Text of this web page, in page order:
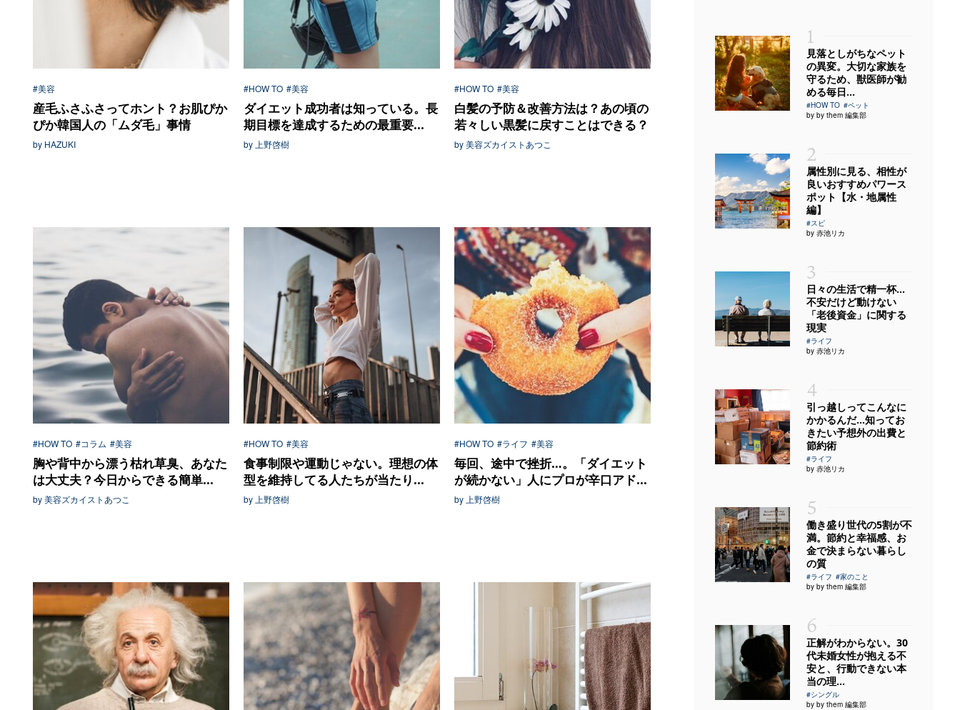
#美容
産毛ふさふさってホント？お肌ぴか
ぴか韓国人の「ムダ毛」事情
by HAZUKI
#HOW TO #美容
ダイエット成功者は知っている。長
期目標を達成するための最重要...
by 上野啓樹
#HOW TO #美容
白髪の予防＆改善方法は？あの頃の
若々しい黒髪に戻すことはできる？
by 美容ズカイストあつこ
#HOW TO #コラム #美容
胸や背中から漂う枯れ草臭、あなた
は大丈夫？今日からできる簡単...
by 美容ズカイストあつこ
#HOW TO #美容
食事制限や運動じゃない。理想の体
型を維持してる人たちが当たり...
by 上野啓樹
#HOW TO #ライフ #美容
毎回、途中で挫折…。「ダイエット
が続かない」人にプロが辛口アド...
by 上野啓樹
1
見落としがちなペット
の異変。大切な家族を
守るため、獣医師が勧
める毎日...
#HOW TO #ペット
by by them 編集部
2
属性別に見る、相性が
良いおすすめパワース
ポット【水・地属性
編】
#スピ
by 赤池リカ
3
日々の生活で精一杯…
不安だけど動けない
「老後資金」に関する
現実
#ライフ
by 赤池リカ
4
引っ越しってこんなに
かかるんだ…知ってお
きたい予想外の出費と
節約術
#ライフ
by 赤池リカ
5
働き盛り世代の5割が不
満。節約と幸福感、お
金で決まらない暮らし
の質
#ライフ #家のこと
by by them 編集部
6
正解がわからない。30
代未婚女性が抱える不
安と、行動できない本
当の理...
#シングル
by by them 編集部